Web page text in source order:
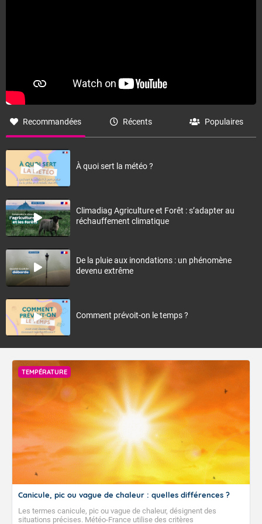
Recommandées Récents Populaires
À quoi sert la météo ?
Climadiag Agriculture et Forêt : s’adapter au
réchauffement climatique
De la pluie aux inondations : un phénomène
devenu extrême
Comment prévoit-on le temps ?
TEMPÉRATURE
Canicule, pic ou vague de chaleur : quelles différences ?
Les termes canicule, pic ou vague de chaleur, désignent des
situations précises. Météo-France utilise des critères